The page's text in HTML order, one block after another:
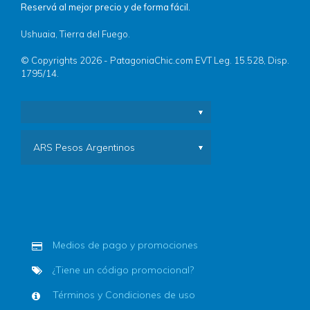
Reservá al mejor precio y de forma fácil.
Ushuaia, Tierra del Fuego.
© Copyrights 2026 - PatagoniaChic.com EVT Leg. 15.528, Disp.
1795/14.
ARS Pesos Argentinos
Medios de pago y promociones
¿Tiene un código promocional?
Términos y Condiciones de uso